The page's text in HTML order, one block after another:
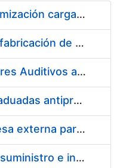
Pliego condiciones optimización cargas compras firmado
Acuerdo marco para la fabricación de piezas
Suministro de Protectores Auditivos a medida para las personas trabajadoras de los Centros de Trabajo de Madrid y Burgos
Suministro de gafas graduadas antiproyecciones para los trabajadores de la FNMT-RCM en los centros de trabajo de Madrid y Burgos
Servicios de una empresa externa para el asesoramiento y resolución de los recursos de alzada que se presentan relacionados con procesos de selección para la FNMT-RCM
Acuerdo marco para el suministro e instalación de persianas, estores y otros complementos